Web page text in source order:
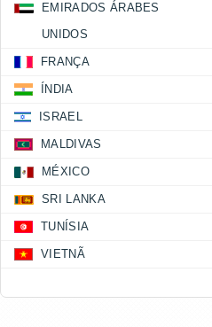
EMIRADOS ÁRABES
UNIDOS
FRANÇA
ÍNDIA
ISRAEL
MALDIVAS
MÉXICO
SRI LANKA
TUNÍSIA
VIETNÃ